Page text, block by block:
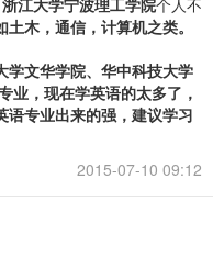
土木，通信，计算机之类。
学文华学院、华中科技大学
业，现在学英语的太多了，
语专业出来的强，建议学习
2015-07-10 09:12